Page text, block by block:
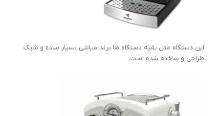
این دستگاه مثل بقیه دستگاه ها برند مباشی بسیار ساده و شیک
طراحی و ساخته شده است.